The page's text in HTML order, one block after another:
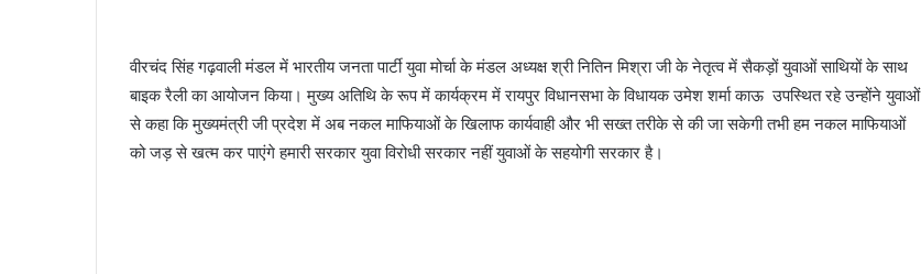
वीरचंद सिंह गढ़वाली मंडल में भारतीय जनता पार्टी युवा मोर्चा के मंडल अध्यक्ष श्री नितिन मिश्रा जी के नेतृत्व में सैकड़ों युवाओं साथियों के साथ
बाइक रैली का आयोजन किया। मुख्य अतिथि के रूप में कार्यक्रम में रायपुर विधानसभा के विधायक उमेश शर्मा काऊ उपस्थित रहे उन्होंने युवाओं
से कहा कि मुख्यमंत्री जी प्रदेश में अब नकल माफियाओं के खिलाफ कार्यवाही और भी सख्त तरीके से की जा सकेगी तभी हम नकल माफियाओं
को जड़ से खत्म कर पाएंगे हमारी सरकार युवा विरोधी सरकार नहीं युवाओं के सहयोगी सरकार है।